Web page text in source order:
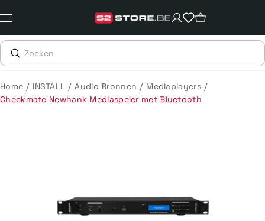
naar
content
Home / INSTALL / Audio Bronnen / Mediaplayers /
Checkmate Newhank Mediaspeler met Bluetooth